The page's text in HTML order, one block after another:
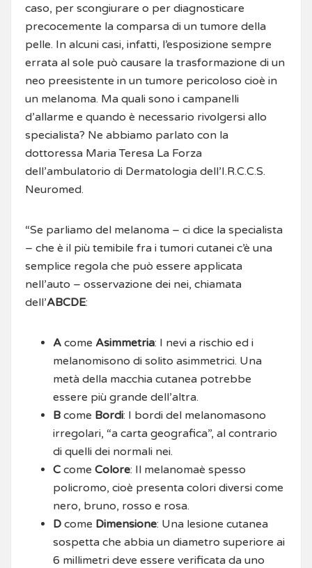
caso, per scongiurare o per diagnosticare
precocemente la comparsa di un tumore della
pelle. In alcuni casi, infatti, l’esposizione sempre
errata al sole può causare la trasformazione di un
neo preesistente in un tumore pericoloso cioè in
un melanoma. Ma quali sono i campanelli
d’allarme e quando è necessario rivolgersi allo
specialista? Ne abbiamo parlato con la
dottoressa Maria Teresa La Forza
dell’ambulatorio di Dermatologia dell’I.R.C.C.S.
Neuromed.
“Se parliamo del melanoma – ci dice la specialista
– che è il più temibile fra i tumori cutanei c’è una
semplice regola che può essere applicata
nell’auto – osservazione dei nei, chiamata
dell’ABCDE:
A come Asimmetria: I nevi a rischio ed i
melanomisono di solito asimmetrici. Una
metà della macchia cutanea potrebbe
essere più grande dell’altra.
B come Bordi: I bordi del melanomasono
irregolari, “a carta geografica”, al contrario
di quelli dei normali nei.
C come Colore: Il melanomaè spesso
policromo, cioè presenta colori diversi come
nero, bruno, rosso e rosa.
D come Dimensione: Una lesione cutanea
sospetta che abbia un diametro superiore ai
6 millimetri deve essere verificata da uno